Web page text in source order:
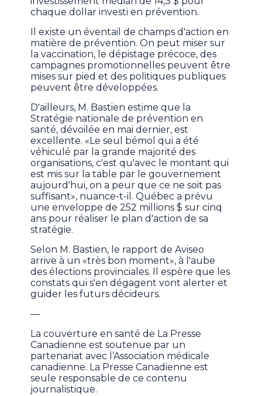
chaque dollar investi en prévention.
Il existe un éventail de champs d'action en
matière de prévention. On peut miser sur
la vaccination, le dépistage précoce, des
campagnes promotionnelles peuvent être
mises sur pied et des politiques publiques
peuvent être développées.
D'ailleurs, M. Bastien estime que la
Stratégie nationale de prévention en
santé, dévoilée en mai dernier, est
excellente. «Le seul bémol qui a été
véhiculé par la grande majorité des
organisations, c'est qu'avec le montant qui
est mis sur la table par le gouvernement
aujourd'hui, on a peur que ce ne soit pas
suffisant», nuance-t-il. Québec a prévu
une enveloppe de 252 millions $ sur cinq
ans pour réaliser le plan d'action de sa
stratégie.
Selon M. Bastien, le rapport de Aviseo
arrive à un «très bon moment», à l'aube
des élections provinciales. Il espère que les
constats qui s'en dégagent vont alerter et
guider les futurs décideurs.
—
La couverture en santé de La Presse
Canadienne est soutenue par un
partenariat avec l’Association médicale
canadienne. La Presse Canadienne est
seule responsable de ce contenu
journalistique.